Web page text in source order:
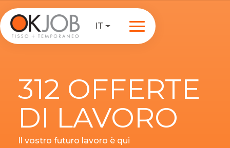
IT
312 OFFERTE
DI LAVORO
Il vostro futuro lavoro è qui